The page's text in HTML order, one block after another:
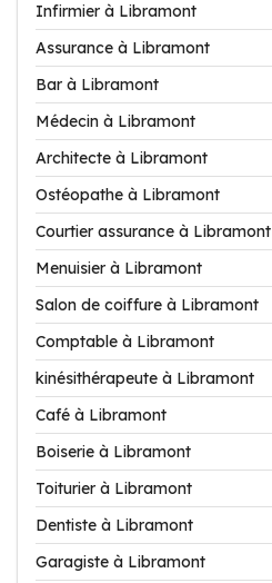
Infirmier à Libramont
Assurance à Libramont
Bar à Libramont
Médecin à Libramont
Architecte à Libramont
Ostéopathe à Libramont
Courtier assurance à Libramont
Menuisier à Libramont
Salon de coiffure à Libramont
Comptable à Libramont
kinésithérapeute à Libramont
Café à Libramont
Boiserie à Libramont
Toiturier à Libramont
Dentiste à Libramont
Garagiste à Libramont